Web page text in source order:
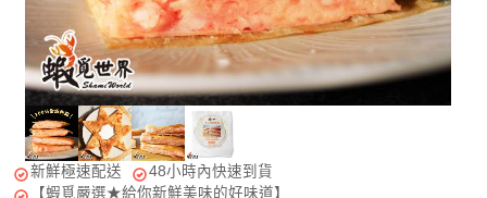
新鮮極速配送
48小時內快速到貨
【蝦覓嚴選★給你新鮮美味的好味道】